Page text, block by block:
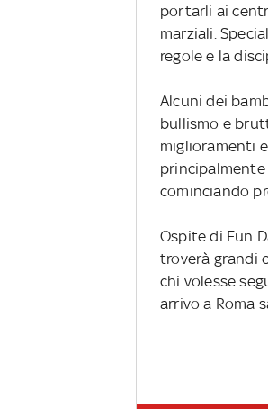
portarli ai
marziali.
regole e la
Alcuni dei
bullismo e
miglioramenti
principalmente
cominciando
Ospite di Fun
troverà grandi
chi volesse
arrivo a Roma